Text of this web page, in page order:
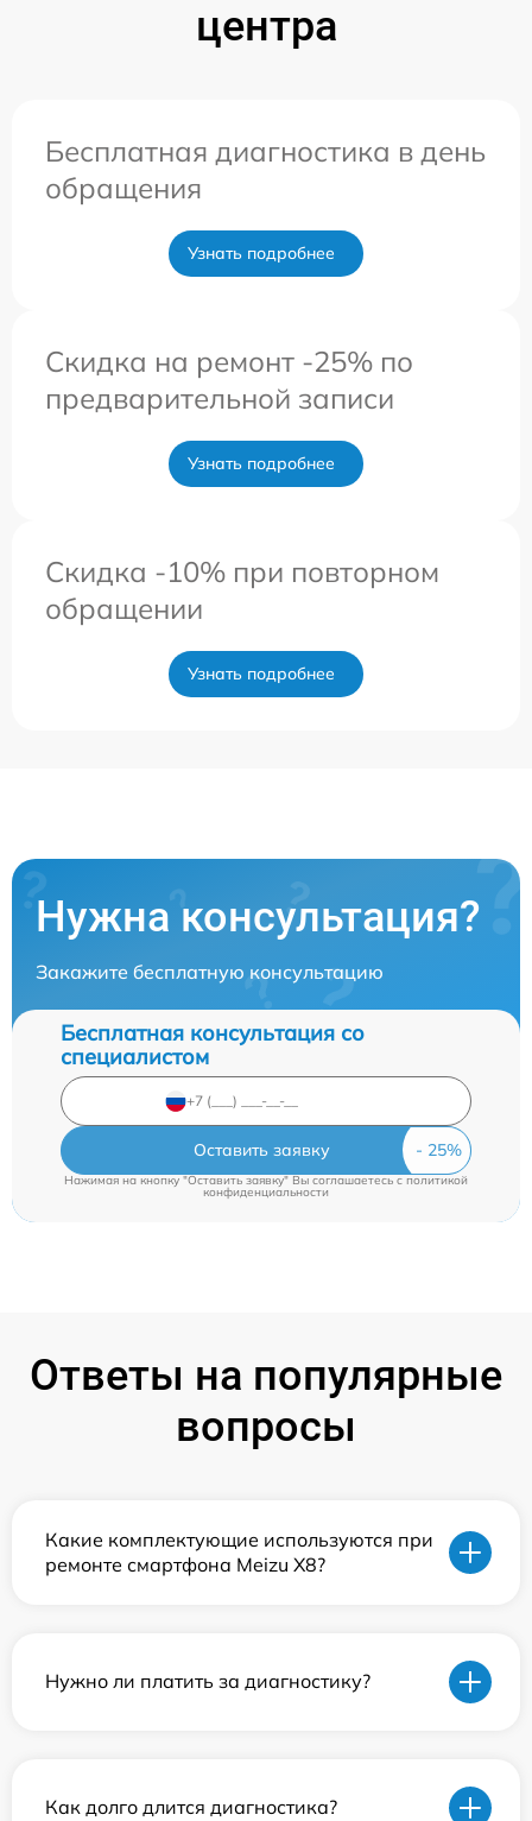
центра
Бесплатная диагностика в день
обращения
Узнать подробнее
Скидка на ремонт -25% по
предварительной записи
Узнать подробнее
Скидка -10% при повторном
обращении
Узнать подробнее
Нужна консультация?
Закажите бесплатную консультацию
Бесплатная консультация со
специалистом
Оставить заявку
Нажимая на кнопку "Оставить заявку" Вы соглашаетесь cполитикой
конфиденциальности
Ответы на популярные
вопросы
Какие комплектующие используются при
ремонте смартфона Meizu X8?
Нужно ли платить за диагностику?
Как долго длится диагностика?